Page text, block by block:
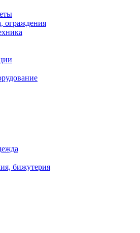
ограждения
бижутерия